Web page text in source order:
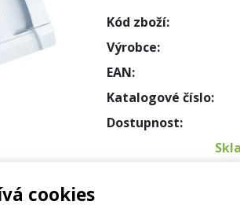
cookies
Kód zboží:
Výrobce:
EAN:
Katalogové číslo:
Dostupnost: